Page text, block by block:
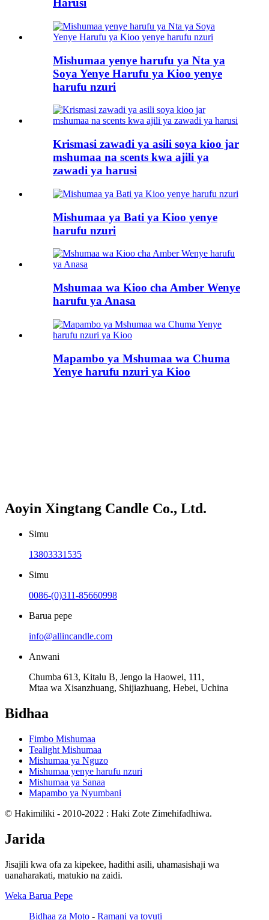
Harusi
Mishumaa yenye harufu ya Nta ya
Soya Yenye Harufu ya Kioo yenye
harufu nzuri
Krismasi zawadi ya asili soya kioo jar
mshumaa na scents kwa ajili ya
zawadi ya harusi
Mishumaa ya Bati ya Kioo yenye
harufu nzuri
Mshumaa wa Kioo cha Amber Wenye
harufu ya Anasa
Mapambo ya Mshumaa wa Chuma
Yenye harufu nzuri ya Kioo
Aoyin Xingtang Candle Co., Ltd.
Simu
13803331535
Simu
0086-(0)311-85660998
Barua pepe
info@allincandle.com
Anwani
Chumba 613, Kitalu B, Jengo la Haowei, 111,
Mtaa wa Xisanzhuang, Shijiazhuang, Hebei, Uchina
Bidhaa
Fimbo Mishumaa
Tealight Mishumaa
Mishumaa ya Nguzo
Mishumaa yenye harufu nzuri
Mishumaa ya Sanaa
Mapambo ya Nyumbani
© Hakimiliki - 2010-2022 : Haki Zote Zimehifadhiwa.
Jarida
Jisajili kwa ofa za kipekee, hadithi asili, uhamasishaji wa
uanaharakati, matukio na zaidi.
Weka Barua Pepe
Bidhaa za Moto - Ramani ya tovuti